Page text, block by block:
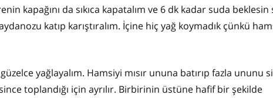
kapağını da sıkıca kapatalım ve 6 dk kadar suda
katıp karıştıralım. İçine hiç yağ koymadık çünkü
yağlayalım. Hamsiyi mısır ununa batırıp fazla ununu
toplandığı için ayrılır. Birbirinin üstüne hafif bir şekilde